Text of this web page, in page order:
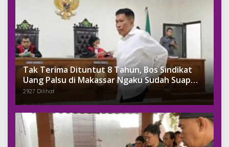
Tak Terima Dituntut 8 Tahun, Bos Sindikat
Uang Palsu di Makassar Ngaku Sudah Suap
Jaksa Dengan Miliaran
2927 Dilihat